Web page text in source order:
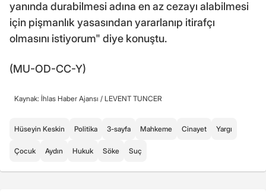
yanında durabilmesi adına en az cezayı alabilmesi
için pişmanlık yasasından yararlanıp itirafçı
olmasını istiyorum" diye konuştu.
(MU-OD-CC-Y)
Kaynak: İhlas Haber Ajansı / LEVENT TUNCER
Hüseyin Keskin Politika 3-sayfa Mahkeme Cinayet Yargı
Çocuk Aydın Hukuk Söke Suç